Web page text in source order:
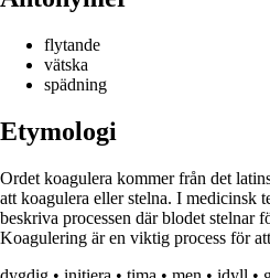
flytande
vätska
spädning
Etymologi
Ordet koagulera kommer från det
att koagulera eller stelna. I medicinsk
beskriva processen där blodet stelnar
Koagulering är en viktig process för